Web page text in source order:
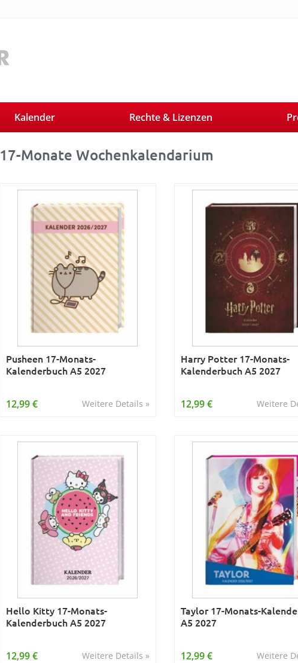
Kalender Rechte & Lizenzen
17-Monate Wochenkalendarium
Pusheen 17-Monats-
Kalenderbuch A5 2027
Weitere Details »
12,99 €
Harry Potter 17-Monats-
Kalenderbuch A5 2027
Weitere
12,99 €
Hello Kitty 17-Monats-
Kalenderbuch A5 2027
Weitere Details »
12,99 €
Taylor 17-Monats-
A5 2027
Weitere
12,99 €